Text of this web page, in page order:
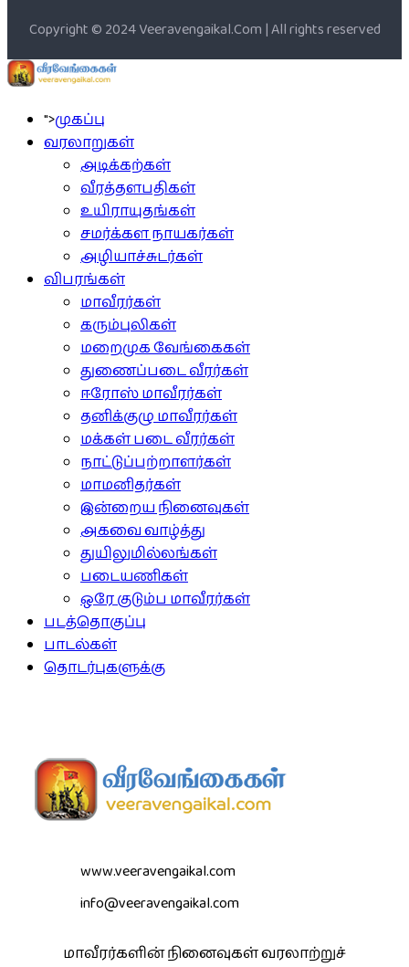
Copyright © 2024 Veeravengaikal.Com | All rights reserved
">முகப்பு
வரலாறுகள்
அடிக்கற்கள்
வீரத்தளபதிகள்
உயிராயுதங்கள்
சமர்க்கள நாயகர்கள்
அழியாச்சுடர்கள்
விபரங்கள்
மாவீரர்கள்
கரும்புலிகள்
மறைமுக வேங்கைகள்
துணைப்படை வீரர்கள்
ஈரோஸ் மாவீரர்கள்
தனிக்குழு மாவீரர்கள்
மக்கள் படை வீரர்கள்
நாட்டுப்பற்றாளர்கள்
மாமனிதர்கள்
இன்றைய நினைவுகள்
அகவை வாழ்த்து
துயிலுமில்லங்கள்
படையணிகள்
ஒரே குடும்ப மாவீரர்கள்
படத்தொகுப்பு
பாடல்கள்
தொடர்புகளுக்கு
www.veeravengaikal.com
info@veeravengaikal.com
மாவீரர்களின் நினைவுகள் வரலாற்றுச்